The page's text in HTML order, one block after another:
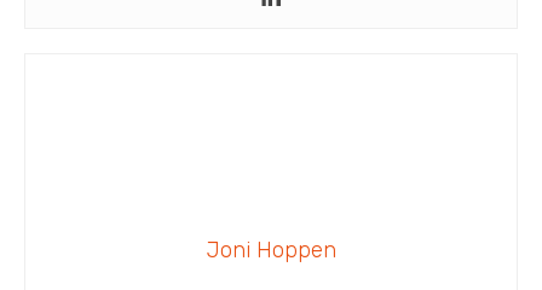
Joni Hoppen